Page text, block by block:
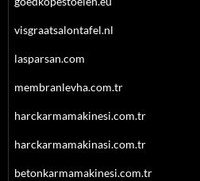
visgraatsalontafel.nl
lasparsan.com
membranlevha.com.tr
harckarmamakinesi.com.tr
harckarmamakinasi.com.tr
betonkarmamakinesi.com.tr